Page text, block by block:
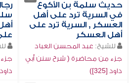
حديث سلمة بن الأكوع
في السرية ترد على أهل
العسكر , السرية ترد على
أهل العسكر
للشيخ: عبد المحسن العباد
جزء من محاضرة ( شرح سنن أبي
داود [325])
داود